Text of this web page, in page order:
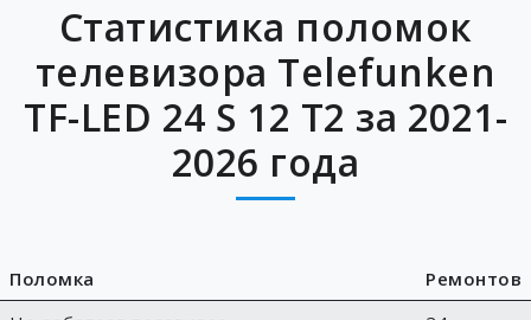
Статистика поломок
телевизора Telefunken
TF-LED 24 S 12 T2 за 2021-
2026 года
Поломка
Ремонтов